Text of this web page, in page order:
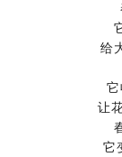
给
让
它